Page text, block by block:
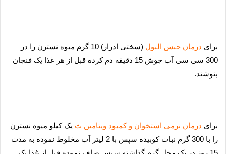
برای درمان حبس البول (سختی ادرار) 10 گرم میوه نسترن ر ا در
300 سی سی آب جوش 15 دقیقه دم کرده قبل از هر غذا یک فنجان
بنوشند.
برای درمان نرمی استخوان و کمبود ویتامین ث یک کیلو میوه نسترن
را با 300 گرم نبات کوبیده سپس با 2 لیتر آب مخلوط نموده به مدت